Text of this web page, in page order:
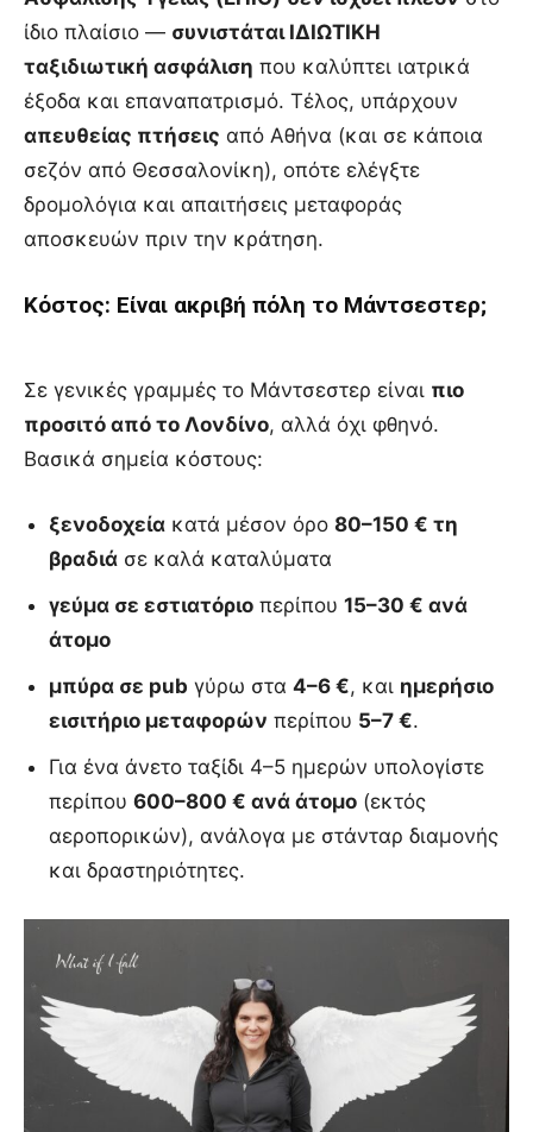
ίδιο πλαίσιο — συνιστάται ΙΔΙΩΤΙΚΗ
ταξιδιωτική ασφάλιση που καλύπτει ιατρικά
έξοδα και επαναπατρισμό. Τέλος, υπάρχουν
απευθείας πτήσεις από Αθήνα (και σε κάποια
σεζόν από Θεσσαλονίκη), οπότε ελέγξτε
δρομολόγια και απαιτήσεις μεταφοράς
αποσκευών πριν την κράτηση.
Κόστος: Είναι ακριβή πόλη το Μάντσεστερ;
Σε γενικές γραμμές το Μάντσεστερ είναι πιο
προσιτό από το Λονδίνο, αλλά όχι φθηνό.
Βασικά σημεία κόστους:
ξενοδοχεία κατά μέσον όρο 80–150 € τη
βραδιά σε καλά καταλύματα
γεύμα σε εστιατόριο περίπου 15–30 € ανά
άτομο
μπύρα σε pub γύρω στα 4–6 €, και ημερήσιο
εισιτήριο μεταφορών περίπου 5–7 €.
Για ένα άνετο ταξίδι 4–5 ημερών υπολογίστε
περίπου 600–800 € ανά άτομο (εκτός
αεροπορικών), ανάλογα με στάνταρ διαμονής
και δραστηριότητες.